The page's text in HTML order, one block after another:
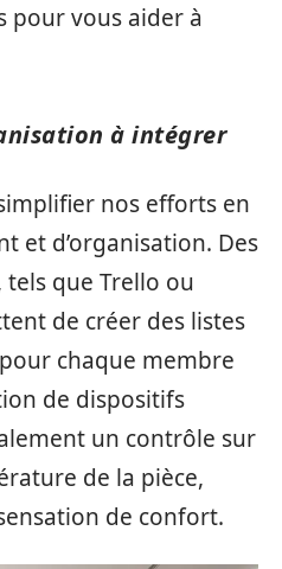
pour vous aider à
à intégrer
nos efforts en
et d’organisation. Des
que Trello ou
de créer des listes
chaque membre
de dispositifs
un contrôle sur
de la pièce,
de confort.